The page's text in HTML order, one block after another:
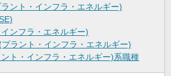
ント・インフラ・エネルギー)
ンフラ・エネルギー)
ラント・インフラ・エネルギー)
ト・インフラ・エネルギー)系職種